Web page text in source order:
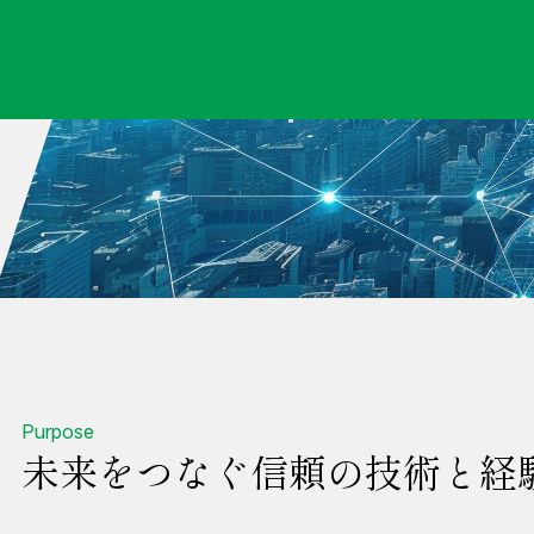
Purpose
未来をつなぐ信頼の技術と経